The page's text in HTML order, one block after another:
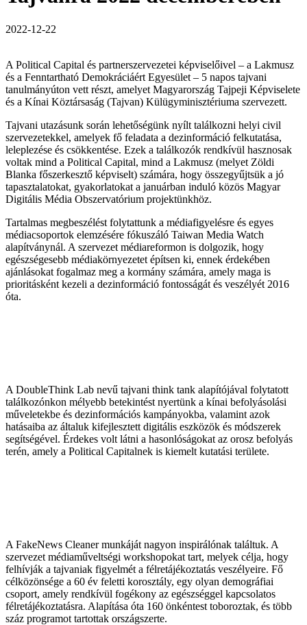
2022-12-22
A Political Capital és partnerszervezetei képviselőivel – a Lakmusz
és a Fenntartható Demokráciáért Egyesület – 5 napos tajvani
tanulmányúton vett részt, amelyet Magyarország Tajpeji Képviselete
és a Kínai Köztársaság (Tajvan) Külügyminisztériuma szervezett.
Tajvani utazásunk során lehetőségünk nyílt találkozni helyi civil
szervezetekkel, amelyek fő feladata a dezinformáció felkutatása,
leleplezése és csökkentése. Ezek a találkozók rendkívül hasznosak
voltak mind a Political Capital, mind a Lakmusz (melyet Zöldi
Blanka főszerkesztő képviselt) számára, hogy összegyűjtsük a jó
tapasztalatokat, gyakorlatokat a januárban induló közös Magyar
Digitális Média Obszervatórium projektünkhöz.
Tartalmas megbeszélést folytattunk a médiafigyelésre és egyes
médiacsoportok elemzésére fókuszáló Taiwan Media Watch
alapítványnál. A szervezet médiareformon is dolgozik, hogy
egészségesebb médiakörnyezetet építsen ki, ennek érdekében
ajánlásokat fogalmaz meg a kormány számára, amely maga is
prioritásként kezeli a dezinformáció fontosságát és veszélyét 2016
óta.
A DoubleThink Lab nevű tajvani think tank alapítójával folytatott
találkozónkon mélyebb betekintést nyertünk a kínai befolyásolási
műveletekbe és dezinformációs kampányokba, valamint azok
hatásaiba az általuk kifejlesztett digitális eszközök és módszerek
segítségével. Érdekes volt látni a hasonlóságokat az orosz befolyás
terén, amely a Political Capitalnek is kiemelt kutatási területe.
A FakeNews Cleaner munkáját nagyon inspirálónak találtuk. A
szervezet médiaműveltségi workshopokat tart, melyek célja, hogy
felhívják a tajvaniak figyelmét a félretájékoztatás veszélyeire. Fő
célközönsége a 60 év feletti korosztály, egy olyan demográfiai
csoport, amely rendkívül fogékony az egészséggel kapcsolatos
félretájékoztatásra. Alapítása óta 160 önkéntest toboroztak, és több
száz programot tartottak országszerte.